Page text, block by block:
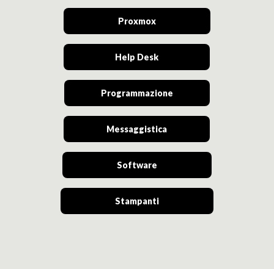
Proxmox
Help Desk
Programmazione
Messaggistica
Software
Stampanti